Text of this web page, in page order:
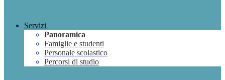
Servizi
Panoramica
Famiglie e studenti
Personale scolastico
Percorsi di studio